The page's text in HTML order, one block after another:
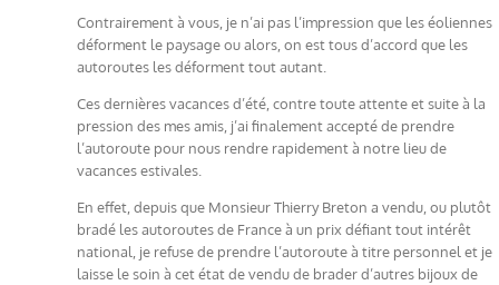
Contrairement à vous, je n’ai pas l’impression que les éoliennes
déforment le paysage ou alors, on est tous d’accord que les
autoroutes les déforment tout autant.
Ces dernières vacances d’été, contre toute attente et suite à la
pression des mes amis, j’ai finalement accepté de prendre
l’autoroute pour nous rendre rapidement à notre lieu de
vacances estivales.
En effet, depuis que Monsieur Thierry Breton a vendu, ou plutôt
bradé les autoroutes de France à un prix défiant tout intérêt
national, je refuse de prendre l’autoroute à titre personnel et je
laisse le soin à cet état de vendu de brader d’autres bijoux de